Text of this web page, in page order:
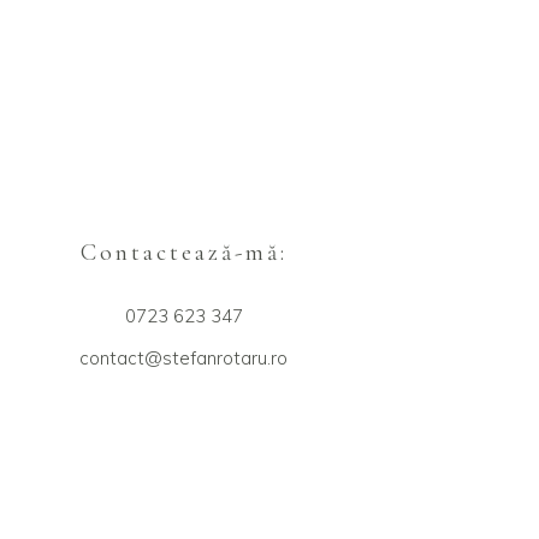
Contactează-mă:
0723 623 347
contact@stefanrotaru.ro